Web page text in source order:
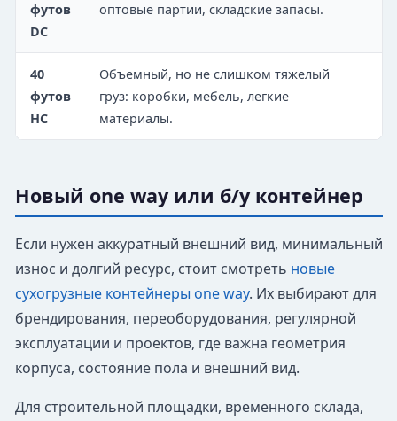
футов
DC
оптовые партии, складские запасы.
40
футов
HC
Объемный, но не слишком тяжелый
груз: коробки, мебель, легкие
материалы.
Новый one way или б/у контейнер
Если нужен аккуратный внешний вид, минимальный
износ и долгий ресурс, стоит смотреть новые
сухогрузные контейнеры one way. Их выбирают для
брендирования, переоборудования, регулярной
эксплуатации и проектов, где важна геометрия
корпуса, состояние пола и внешний вид.
Для строительной площадки, временного склада,